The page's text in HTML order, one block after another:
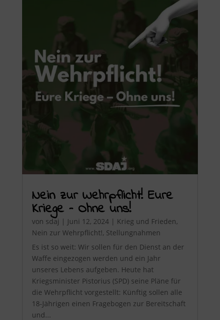
Nein zur Wehrpflicht! Eure
Kriege – Ohne uns!
von sdaj | Juni 12, 2024| Krieg und Frieden,
Nein zur Wehrpflicht!, Stellungnahmen
Es ist so weit: Wir sollen für den Dienst an der
Waffe eingezogen werden und ein Jahr
unseres Lebens aufgeben. Heute hat
Kriegsminister Pistorius (SPD) seine Pläne für
die Wehrpflicht vorgestellt: Künftig sollen alle
18-Jährigen einen Fragebogen zur Bereitschaft
und...